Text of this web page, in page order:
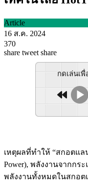
Article
16 ส.ค. 2024
370
share tweet share
กดเล่นเ
เหตุผลที่ทำให้ “สกอตแล
Power), พลังงานจากกร
พลังงานทั้งหมดในสกอต